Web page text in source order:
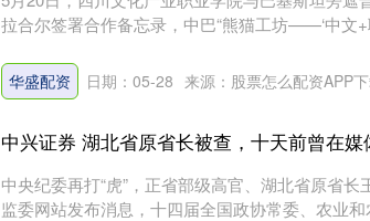
拉合尔签署合作备忘录，中巴“熊猫工坊——‘中文+
华盛配资 日期：05-28 来源：股票怎么配资APP
中兴证券 湖北省原省长被查，十天前曾在
中央纪委再打“虎”，正省部级高官、湖北省原省
监委网站发布消息，十四届全国政协常委、农业